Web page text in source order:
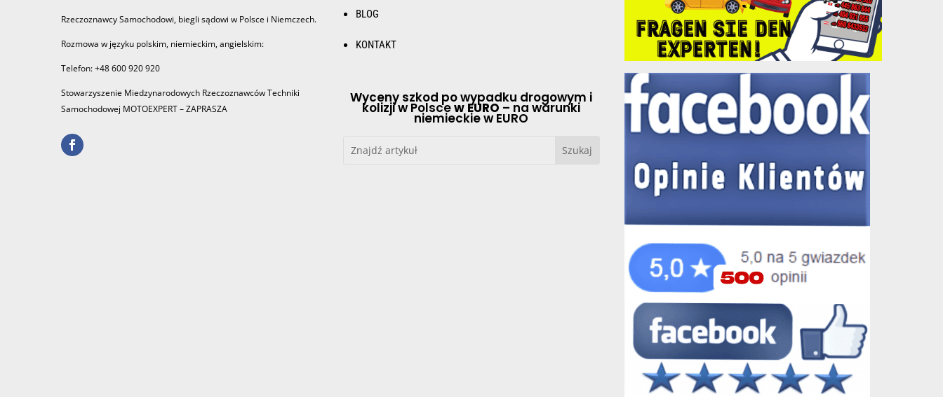
Rzeczoznawcy Samochodowi, biegli sądowi w Polsce i Niemczech.
Rozmowa w języku polskim, niemieckim, angielskim:
Telefon: +48 600 920 920
Stowarzyszenie Miedzynarodowych Rzeczoznawców Techniki
Samochodowej MOTOEXPERT – ZAPRASZA
BLOG
KONTAKT
Wyceny szkod po wypadku drogowym i
kolizji w Polscew EURO – na warunki
niemieckie w EURO